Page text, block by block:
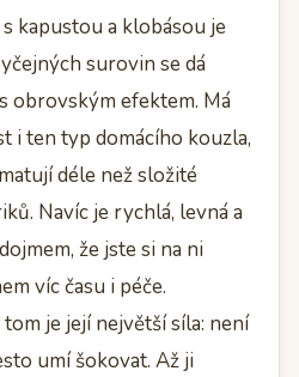
kapustou a klobásou je
surovin se dá
obrovským efektem. Má
i ten typ domácího kouzla,
déle než složité
Navíc je rychlá, levná a
že jste si na ni
víc času i péče.
je její největší síla: není
umí šokovat. Až ji